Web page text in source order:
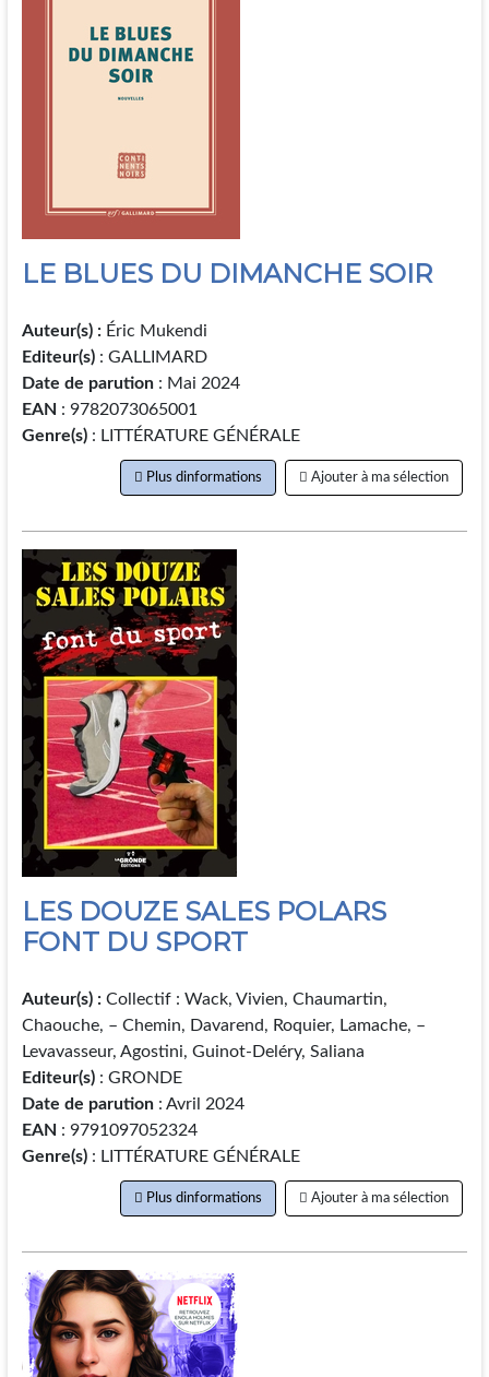
LE BLUES DU DIMANCHE SOIR
Auteur(s) :Éric Mukendi
Editeur(s) : GALLIMARD
Date de parution: Mai 2024
EAN : 9782073065001
Genre(s): LITTÉRATURE GÉNÉRALE
Plus dinformations Ajouter à ma sélection
LES DOUZE SALES POLARS
FONT DU SPORT
Auteur(s) :Collectif : Wack, Vivien, Chaumartin,
Chaouche, – Chemin, Davarend, Roquier, Lamache, –
Levavasseur, Agostini, Guinot-Deléry, Saliana
Editeur(s) : GRONDE
Date de parution: Avril 2024
EAN : 9791097052324
Genre(s): LITTÉRATURE GÉNÉRALE
Plus dinformations Ajouter à ma sélection